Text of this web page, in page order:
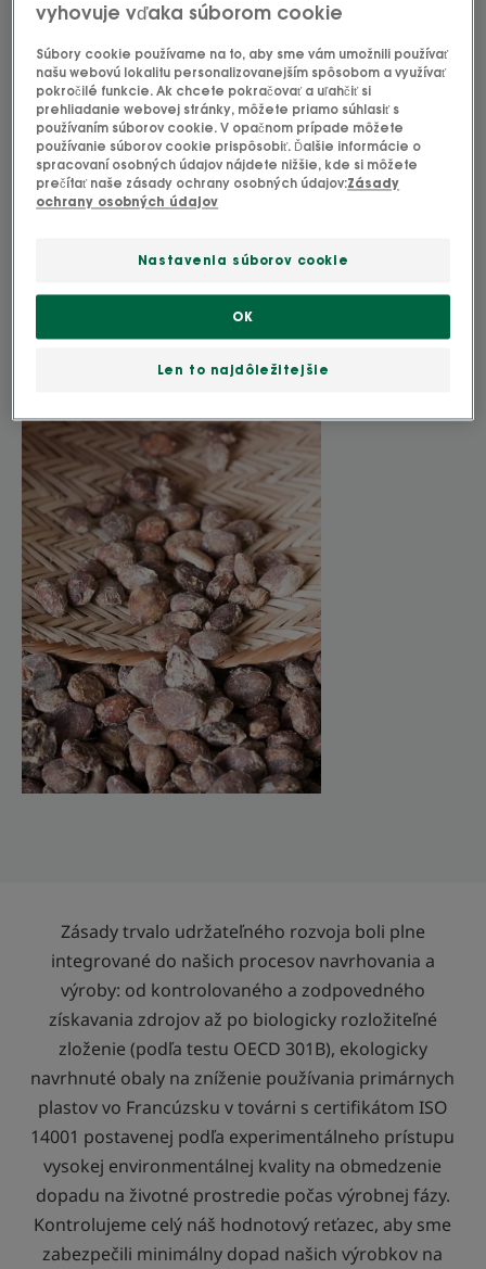
Zásady trvalo udržateľného rozvoja boli plne
integrované do našich procesov navrhovania a
výroby: od kontrolovaného a zodpovedného
získavania zdrojov až po biologicky rozložiteľné
zloženie (podľa testu OECD 301B), ekologicky
navrhnuté obaly na zníženie používania primárnych
plastov vo Francúzsku v továrni s certifikátom ISO
14001 postavenej podľa experimentálneho prístupu
vysokej environmentálnej kvality na obmedzenie
dopadu na životné prostredie počas výrobnej fázy.
Kontrolujeme celý náš hodnotový reťazec, aby sme
zabezpečili minimálny dopad našich výrobkov na
vyhovuje vďaka súborom cookie
Súbory cookie používame na to, aby sme vám umožnili používať
našu webovú lokalitu personalizovanejším spôsobom a využívať
pokročilé funkcie. Ak chcete pokračovať a uľahčiť si
prehliadanie webovej stránky, môžete priamo súhlasiť s
používaním súborov cookie. V opačnom prípade môžete
používanie súborov cookie prispôsobiť. Ďalšie informácie o
spracovaní osobných údajov nájdete nižšie, kde si môžete
prečítať naše zásady ochrany osobných údajov:Zásady
ochrany osobných údajov
Nastavenia súborov cookie
Len to najdôležitejšie
OK